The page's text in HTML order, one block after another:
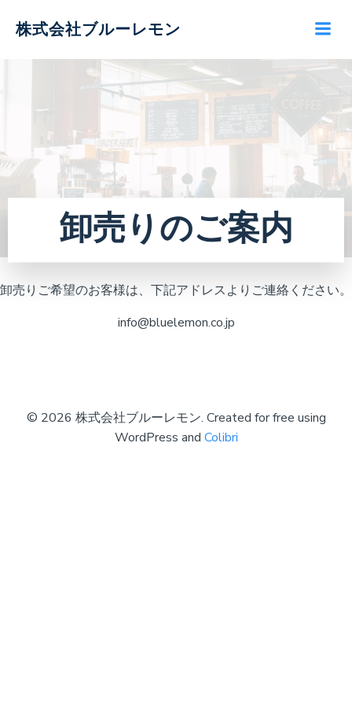
ン
ツ
へ
キ
プ
株式会社ブルーレモン
卸売りのご案内
卸売りご希望のお客様は、下記アドレスよりご連絡ください。
info@bluelemon.co.jp
© 2026 株式会社ブルーレモン. Created for free using
WordPress and Colibri